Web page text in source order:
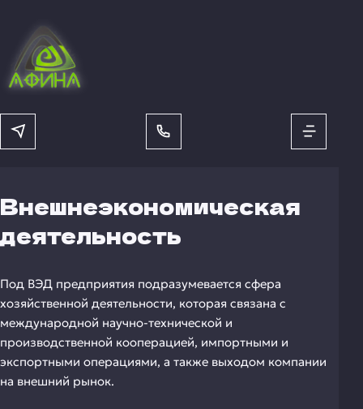
Внешнеэкономическая
деятельность
Под ВЭД предприятия подразумевается сфера
хозяйственной деятельности, которая связана с
международной научно-технической и
производственной кооперацией, импортными и
экспортными операциями, а также выходом компании
на внешний рынок.